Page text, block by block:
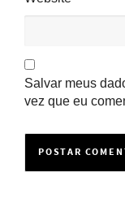
Salvar meus
vez que eu